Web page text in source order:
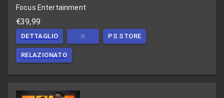
Focus Entertainment
€39,99
DETTAGLIO ☆ PS STORE
RELAZIONATO